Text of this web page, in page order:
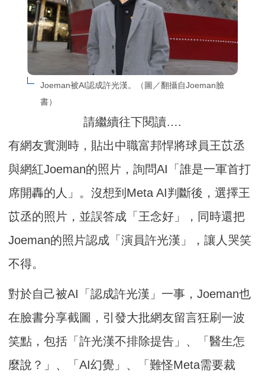
Joeman被AI認成許光漢。（圖／翻攝自Joeman臉
書）
請繼續往下閱讀….
有網友實測時，貼出中職富邦悍將球員王苡丞
與網紅Joeman的照片，詢問AI「誰是一軍首打
席開轟的人」。沒想到Meta AI判斷後，選擇王
苡丞的照片，並誤答成「王念好」，同時還把
Joeman的照片認成「演員許光漢」，讓人哭笑
不得。
對於自己被AI「認成許光漢」一事，Joeman也
在臉書分享截圖，引發大批網友留言狂刷一波
笑點，包括「許光漢不排除提告」、「醫生怎
麼說？」、「AI幻覺」、「難怪Meta需要裁